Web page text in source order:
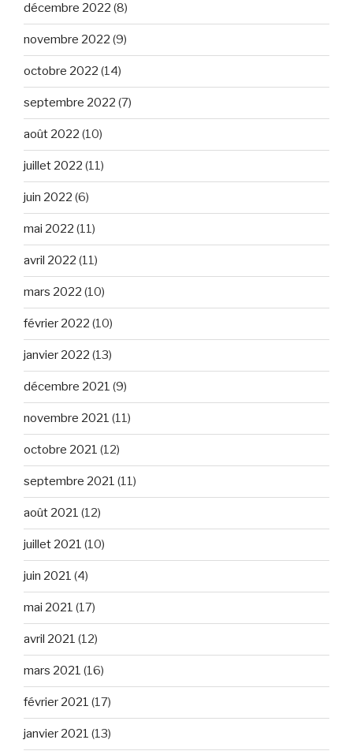
décembre 2022 (8)
novembre 2022 (9)
octobre 2022 (14)
septembre 2022 (7)
août 2022 (10)
juillet 2022 (11)
juin 2022 (6)
mai 2022 (11)
avril 2022 (11)
mars 2022 (10)
février 2022 (10)
janvier 2022 (13)
décembre 2021 (9)
novembre 2021 (11)
octobre 2021 (12)
septembre 2021 (11)
août 2021 (12)
juillet 2021 (10)
juin 2021 (4)
mai 2021 (17)
avril 2021 (12)
mars 2021 (16)
février 2021 (17)
janvier 2021 (13)